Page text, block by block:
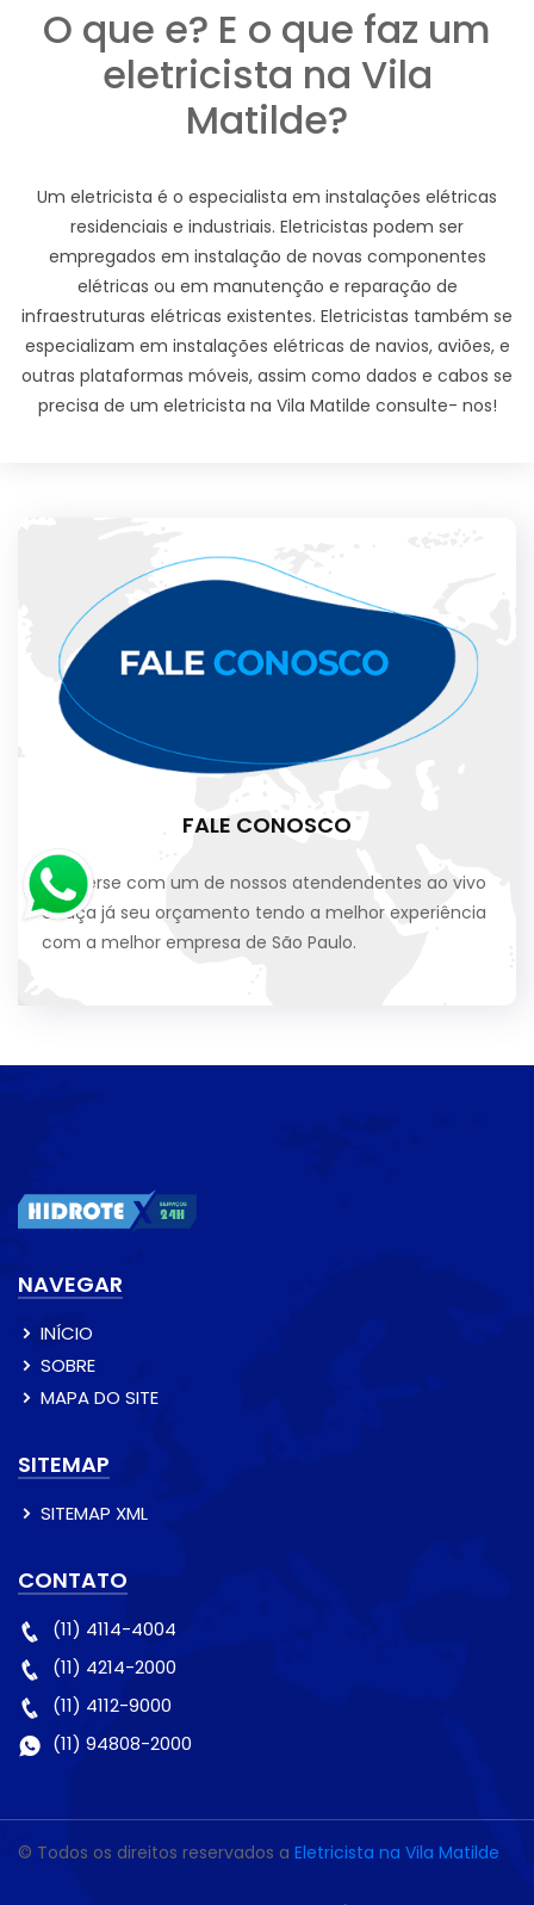
O que e? E o que faz um
eletricista na Vila
Matilde?
Um eletricista é o especialista em instalações elétricas
residenciais e industriais. Eletricistas podem ser
empregados em instalação de novas componentes
elétricas ou em manutenção e reparação de
infraestruturas elétricas existentes. Eletricistas também se
especializam em instalações elétricas de navios, aviões, e
outras plataformas móveis, assim como dados e cabos se
precisa de um eletricista na Vila Matilde consulte- nos!
FALE CONOSCO
Converse com um de nossos atendendentes ao vivo
e faça já seu orçamento tendo a melhor experiência
com a melhor empresa de São Paulo.
NAVEGAR
INÍCIO
SOBRE
MAPA DO SITE
SITEMAP
SITEMAP XML
CONTATO
(11) 4114-4004
(11) 4214-2000
(11) 4112-9000
(11) 94808-2000
© Todos os direitos reservados a Eletricista na Vila Matilde